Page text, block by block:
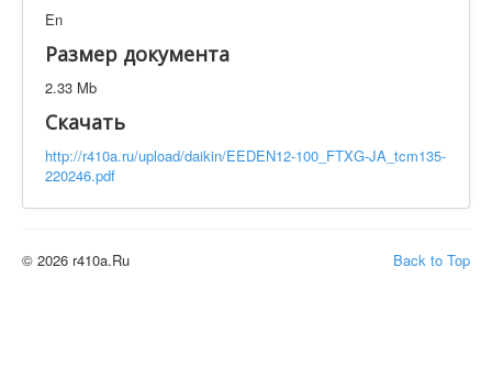
Производитель
Элементов на страницу
En
Размер документа
2.33 Mb
Скачать
http://r410a.ru/upload/daikin/EEDEN12-100_FTXG-JA_tcm135-
220246.pdf
Back to Top
© 2026 r410a.Ru